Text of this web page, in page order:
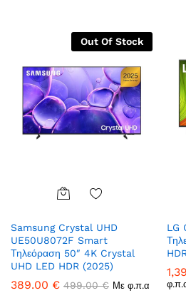
Out Of Stock
to
Wish
list
Samsung Crystal UHD
UE50U8072F Smart
Τηλεόραση 50″ 4K Crystal
UHD LED HDR (2025)
389.00 € 499.00€ Με φ.π.α
LG